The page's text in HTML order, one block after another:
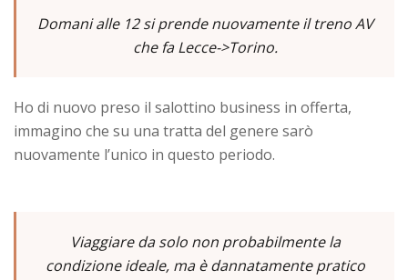
Domani alle 12 si prende nuovamente il treno AV
che fa Lecce->Torino.
Ho di nuovo preso il salottino business in offerta,
immagino che su una tratta del genere sarò
nuovamente l’unico in questo periodo.
Viaggiare da solo non probabilmente la
condizione ideale, ma è dannatamente pratico